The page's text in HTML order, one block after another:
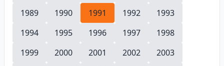
1989
1990 1991 1992
1993
1994
1995 1996 1997
1998
1999
2000 2001 2002
2003